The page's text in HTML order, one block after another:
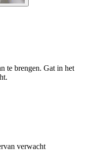
te brengen. Gat in het
verwacht